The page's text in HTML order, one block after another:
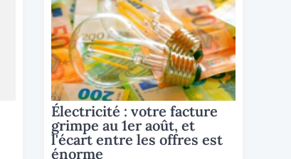
Électricité : votre facture
grimpe au 1er août, et
l'écart entre les offres est
énorme